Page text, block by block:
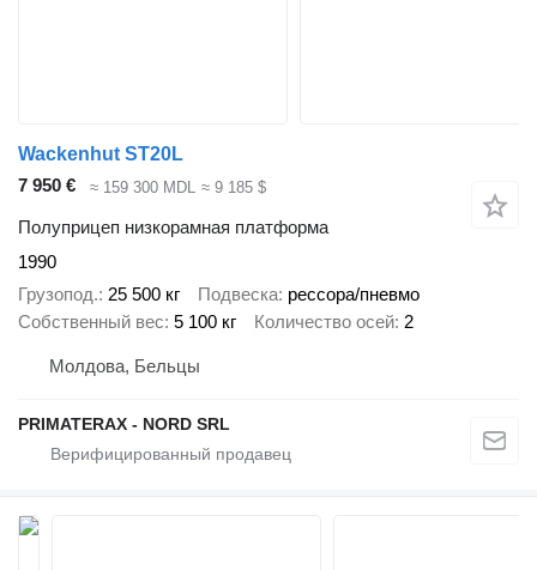
Wackenhut ST20L
7 950 €
≈ 159 300 MDL ≈ 9 185 $
Полуприцеп низкорамная платформа
1990
Грузопод. 25 500 кг Подвеска рессора/пневмо
Собственный вес 5 100 кг Количество осей 2
Молдова, Бельцы
PRIMATERAX - NORD SRL